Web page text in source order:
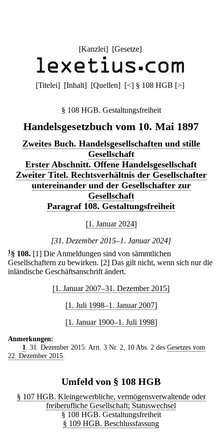
[Kanzlei] [Gesetze]
[Titelei] [Inhalt] [Quellen] [<] § 108 HGB [>]
§ 108 HGB. Gestaltungsfreiheit
Handelsgesetzbuch vom 10. Mai 1897
Zweites Buch. Handelsgesellschaften und stille
Gesellschaft
Erster Abschnitt. Offene Handelsgesellschaft
Zweiter Titel. Rechtsverhältnis der Gesellschafter
untereinander und der Gesellschafter zur
Gesellschaft
Paragraf 108. Gestaltungsfreiheit
[1. Januar 2024]
[31. Dezember 2015–1. Januar 2024]
1 § 108. [1] Die Anmeldungen sind von sämmtlichen
Gesellschaftern zu bewirken. [2] Das gilt nicht, wenn sich nur die
inländische Geschäftsanschrift ändert.
[1. Januar 2007–31. Dezember 2015]
[1. Juli 1998–1. Januar 2007]
[1. Januar 1900–1. Juli 1998]
Anmerkungen:
1
. 31. Dezember 2015: Artt. 3 Nr. 2, 10 Abs. 2 des Gesetzes vom
22. Dezember 2015
Umfeld von § 108 HGB
§ 107 HGB. Kleingewerbliche, vermögensverwaltende oder
freiberufliche Gesellschaft; Statuswechsel
§ 108 HGB. Gestaltungsfreiheit
§ 109 HGB. Beschlussfassung